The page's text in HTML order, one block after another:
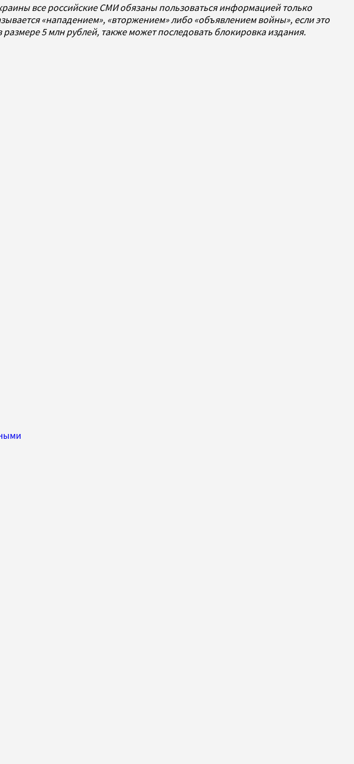
все российские СМИ обязаны пользоваться информацией только
«нападением», «вторжением» либо «объявлением войны», если это
5 млн рублей, также может последовать блокировка издания.